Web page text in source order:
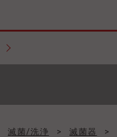
滅菌/洗浄 > 滅菌器 >